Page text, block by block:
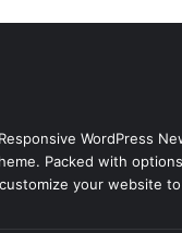
WordPress
Packed with
your website